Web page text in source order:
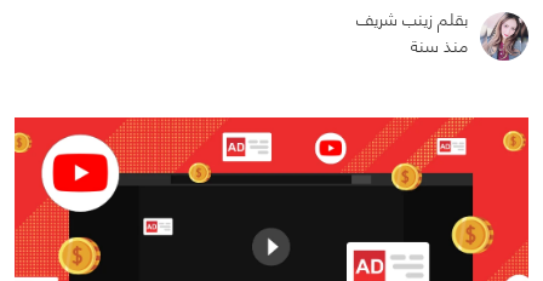
1486
0
0
بقلم زينب شريف
منذ سنة